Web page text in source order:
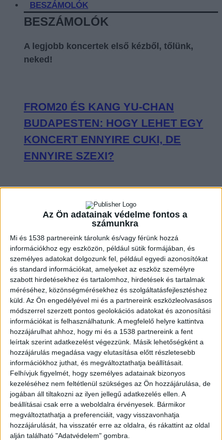
Az Ön adatainak védelme fontos a
számunkra
Mi és 1538 partnereink tárolunk és/vagy férünk hozzá
információkhoz egy eszközön, például sütik formájában, és
személyes adatokat dolgozunk fel, például egyedi azonosítókat
és standard információkat, amelyeket az eszköz személyre
szabott hirdetésekhez és tartalomhoz, hirdetések és tartalmak
méréséhez, közönségmérésekhez és szolgáltatásfejlesztéshez
küld. Az Ön engedélyével mi és a partnereink eszközleolvasásos
módszerrel szerzett pontos geolokációs adatokat és azonosítási
információkat is felhasználhatunk. A megfelelő helyre kattintva
hozzájárulhat ahhoz, hogy mi és a 1538 partnereink a fent
leírtak szerint adatkezelést végezzünk. Másik lehetőségként a
hozzájárulás megadása vagy elutasítása előtt részletesebb
információkhoz juthat, és megváltoztathatja beállításait.
Felhívjuk figyelmét, hogy személyes adatainak bizonyos
kezeléséhez nem feltétlenül szükséges az Ön hozzájárulása, de
jogában áll tiltakozni az ilyen jellegű adatkezelés ellen. A
beállításai csak erre a weboldalra érvényesek. Bármikor
megváltoztathatja a preferenciáit, vagy visszavonhatja
hozzájárulását, ha visszatér erre az oldalra, és rákattint az oldal
alján található "Adatvédelem" gombra.
BESZÁMOLÓK
BESZÁMOLÓK
A legjobb koncertek első kézből, tőlünk,
neked!
FROM20 ÉS KANG YU-CHAN
BUDAPESTEN: HOGY LEHET EGY
KONCERT ENNYIRE CUKI, DE
ENNYIRE SZEXI?
VISSZAFOGOTTAN INDULT, DE A
VÉGÉRE IGAZI KÖZÖSSÉGI
ÉLMÉNNYÉ VÁLT SEAL BUDAPESTI
KONCERTJE
OLYAN VOLT CHARLIE PUTH A
BUDAPEST PARK SZÍNPADÁN, MINT
KISGYEREK A CUKORKABOLTBAN
ZENE
ZENE
A legfrissebb megjelenések első kézből!